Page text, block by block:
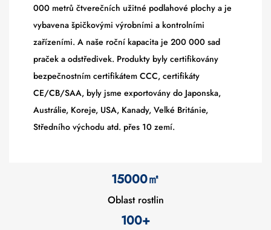
000 metrů čtverečních užitné podlahové plochy a je
vybavena špičkovými výrobními a kontrolními
zařízeními. A naše roční kapacita je 200 000 sad
praček a odstředivek. Produkty byly certifikovány
bezpečnostním certifikátem CCC, certifikáty
CE/CB/SAA, byly jsme exportovány do Japonska,
Austrálie, Koreje, USA, Kanady, Velké Británie,
Středního východu atd. přes 10 zemí.
15000㎡
Oblast rostlin
100+